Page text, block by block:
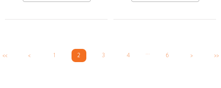
<< < 1 2 3 4 ... 6 > >>